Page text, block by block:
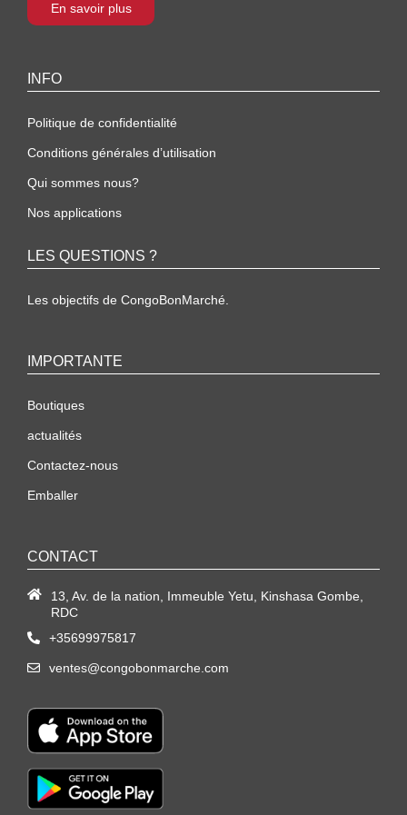
En savoir plus
INFO
Politique de confidentialité
Conditions générales d’utilisation
Qui sommes nous?
Nos applications
LES QUESTIONS ?
Les objectifs de CongoBonMarché.
IMPORTANTE
Boutiques
actualités
Contactez-nous
Emballer
CONTACT
13, Av. de la nation, Immeuble Yetu, Kinshasa Gombe,
RDC
+35699975817
ventes@congobonmarche.com